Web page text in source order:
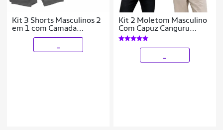
Kit 3 Shorts Masculinos 2
em 1 com Camada
Térmica e Tecido de Alta
Kit 2 Moletom Masculino
Com Capuz Canguru
Flanelado Casaco De Frio
Casual Inverno